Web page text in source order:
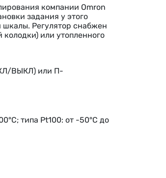
компании Omron
задания у этого
шкалы. Регулятор снабжен
или утопленного
ВЫКЛ) или П-
типа Pt100: от -50°C до